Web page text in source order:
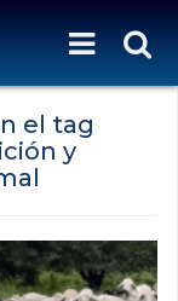
el tag
y